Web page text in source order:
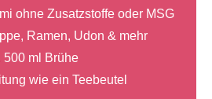
ohne Zusatzstoffe oder MSG
Ramen, Udon & mehr
500 ml Brühe
wie ein Teebeutel